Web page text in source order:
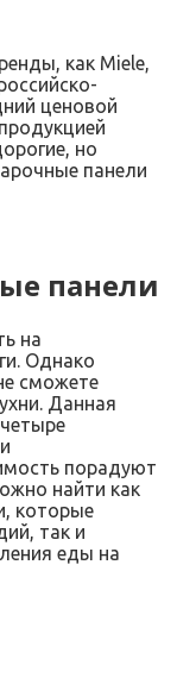
как Miele,
ценовой
но
панели
панели
на
Однако
сможете
Данная
порадуют
найти как
которые
так и
еды на